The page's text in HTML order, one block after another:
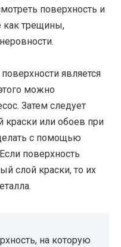
поверхность и
как трещины,
является
можно
Затем следует
краски или обоев при
с помощью
поверхность
слой краски, то их
на которую